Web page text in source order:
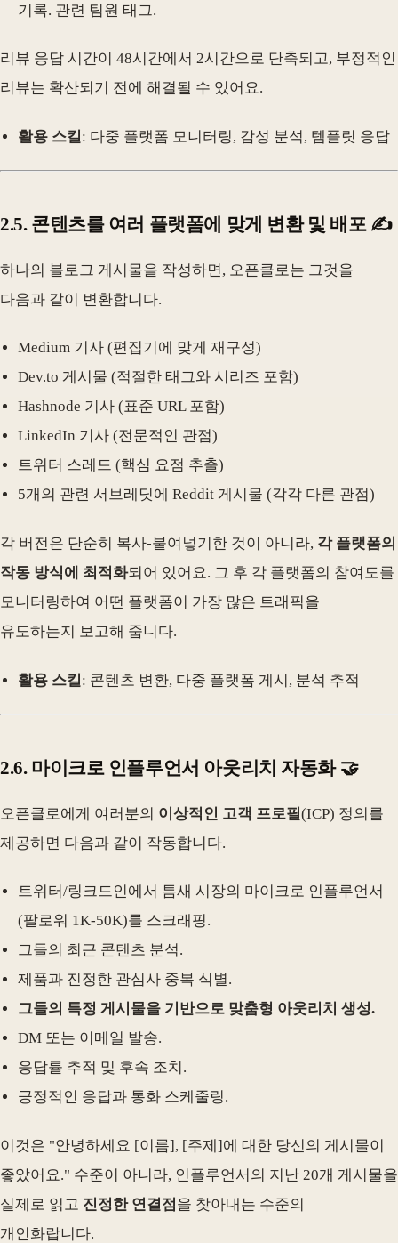
기록. 관련 팀원 태그.
리뷰 응답 시간이 48시간에서 2시간으로 단축되고, 부정적인
리뷰는 확산되기 전에 해결될 수 있어요.
활용 스킬 : 다중 플랫폼 모니터링, 감성 분석, 템플릿 응답
2.5. 콘텐츠를 여러 플랫폼에 맞게 변환 및 배포 ✍️
하나의 블로그 게시물을 작성하면, 오픈클로는 그것을
다음과 같이 변환합니다.
Medium 기사 (편집기에 맞게 재구성)
Dev.to 게시물 (적절한 태그와 시리즈 포함)
Hashnode 기사 (표준 URL 포함)
LinkedIn 기사 (전문적인 관점)
트위터 스레드 (핵심 요점 추출)
5개의 관련 서브레딧에 Reddit 게시물 (각각 다른 관점)
각 버전은 단순히 복사-붙여넣기한 것이 아니라, 각 플랫폼의
작동 방식에 최적화되어 있어요. 그 후 각 플랫폼의 참여도를
모니터링하여 어떤 플랫폼이 가장 많은 트래픽을
유도하는지 보고해 줍니다.
활용 스킬 : 콘텐츠 변환, 다중 플랫폼 게시, 분석 추적
2.6. 마이크로 인플루언서 아웃리치 자동화 🤝
오픈클로에게 여러분의 이상적인 고객 프로필 (ICP) 정의를
제공하면 다음과 같이 작동합니다.
트위터/링크드인에서 틈새 시장의 마이크로 인플루언서
(팔로워 1K-50K)를 스크래핑.
그들의 최근 콘텐츠 분석.
제품과 진정한 관심사 중복 식별.
그들의 특정 게시물을 기반으로 맞춤형 아웃리치 생성.
DM 또는 이메일 발송.
응답률 추적 및 후속 조치.
긍정적인 응답과 통화 스케줄링.
이것은 "안녕하세요 [이름], [주제]에 대한 당신의 게시물이
좋았어요." 수준이 아니라, 인플루언서의 지난 20개 게시물을
실제로 읽고 진정한 연결점 을 찾아내는 수준의
개인화랍니다.